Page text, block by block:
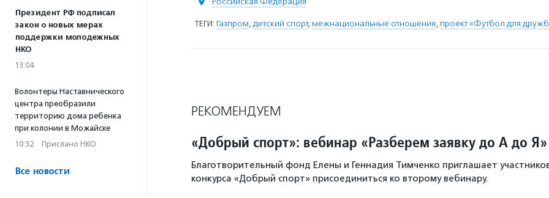
Президент РФ подписал
закон о новых мерах
поддержки молодежных
НКО
13:04
Волонтеры Наставнического
центра преобразили
территорию дома ребенка
при колонии в Можайске
10:32 · Прислано НКО
Все новости
ТЕГИ: Газпром, детский спорт, межнациональные отношения, проект «Футбол для
РЕКОМЕНДУЕМ
«Добрый спорт»: вебинар «Разберем заявку до А до Я»
Благотворительный фонд Елены и Геннадия Тимченко приглашает
конкурса «Добрый спорт» присоединиться ко второму вебинару.